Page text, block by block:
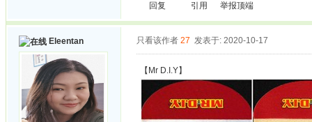
回复 引用 举报顶端
Eleentan 只看该作者 27 发表于: 2020-10-17
【Mr D.I.Y】